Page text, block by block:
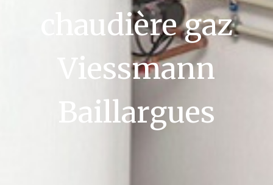
chaudière gaz
Viessmann
Baillargues